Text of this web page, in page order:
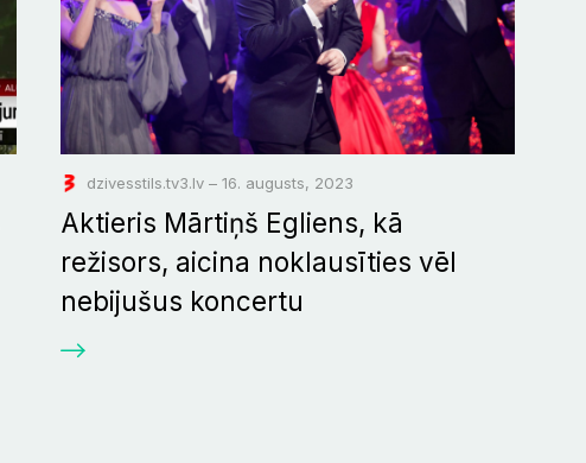
dzivesstils.tv3.lv – 16. augusts, 2023
Aktieris Mārtiņš Egliens, kā
režisors, aicina noklausīties vēl
nebijušus koncertu